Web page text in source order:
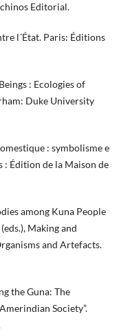
Editorial.
l´État. Paris: Éditions
: Ecologies of
Duke University
: symbolisme e
: Édition de la Maison de
among Kuna People
Making and
and Artefacts.
the Guna: The
Society”.